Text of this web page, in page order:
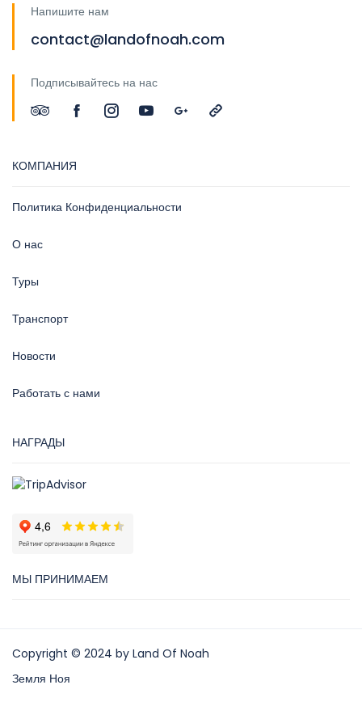
Напишите нам
contact@landofnoah.com
Подписывайтесь на нас
КОМПАНИЯ
Политика Конфиденциальности
О нас
Туры
Транспорт
Новости
Работать с нами
НАГРАДЫ
МЫ ПРИНИМАЕМ
Copyright © 2024 by Land Of Noah
Земля Ноя